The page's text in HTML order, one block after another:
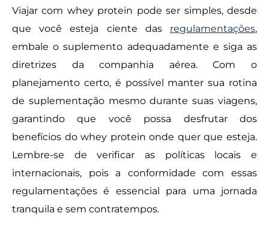
Viajar com whey protein pode ser simples, desde
que você esteja ciente das regulamentações,
embale o suplemento adequadamente e siga as
diretrizes da companhia aérea. Com o
planejamento certo, é possível manter sua rotina
de suplementação mesmo durante suas viagens,
garantindo que você possa desfrutar dos
benefícios do whey protein onde quer que esteja.
Lembre-se de verificar as políticas locais e
internacionais, pois a conformidade com essas
regulamentações é essencial para uma jornada
tranquila e sem contratempos.